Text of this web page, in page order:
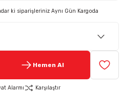
Hırsız Alarm Aksesuarlar
ki siparişleriniz Aynı Gün Kargoda
Hemen Al
Alarmı
Karşılaştır